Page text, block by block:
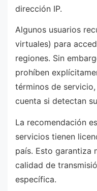
dirección IP.
Algunos usuarios
virtuales) para
regiones. Sin
prohíben
términos de
cuenta si detectan
La recomendación
servicios tienen
país. Esto garantiza
calidad de
específica.